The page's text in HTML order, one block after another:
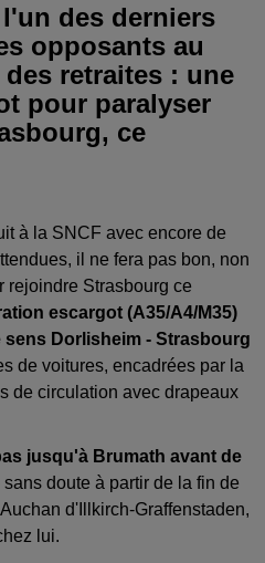
des derniers
opposants au
retraites : une
pour paralyser
ce
à la SNCF avec encore de
il ne fera pas bon, non
rejoindre Strasbourg ce
escargot (A35/A4/M35)
Dorlisheim - Strasbourg
de voitures, encadrées par la
de circulation avec drapeaux
jusqu'à Brumath avant de
sans doute à partir de la fin de
d'Illkirch-Graffenstaden,
lui.